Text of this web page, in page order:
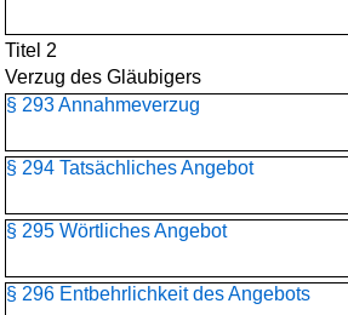
Titel 2
Verzug des Gläubigers
§ 293 Annahmeverzug
§ 294 Tatsächliches Angebot
§ 295 Wörtliches Angebot
§ 296 Entbehrlichkeit des Angebots